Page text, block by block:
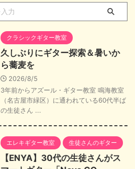
クラシックギター教室
久しぶりにギター探索＆暑いか
ら蕎麦を
2026/8/5
3年前からアズール・ギター教室 鳴海教室
（名古屋市緑区）に通われている60代半ば
の生徒さん ...
エレキギター教室 生徒さんのギター
【ENYA】30代の生徒さんがス